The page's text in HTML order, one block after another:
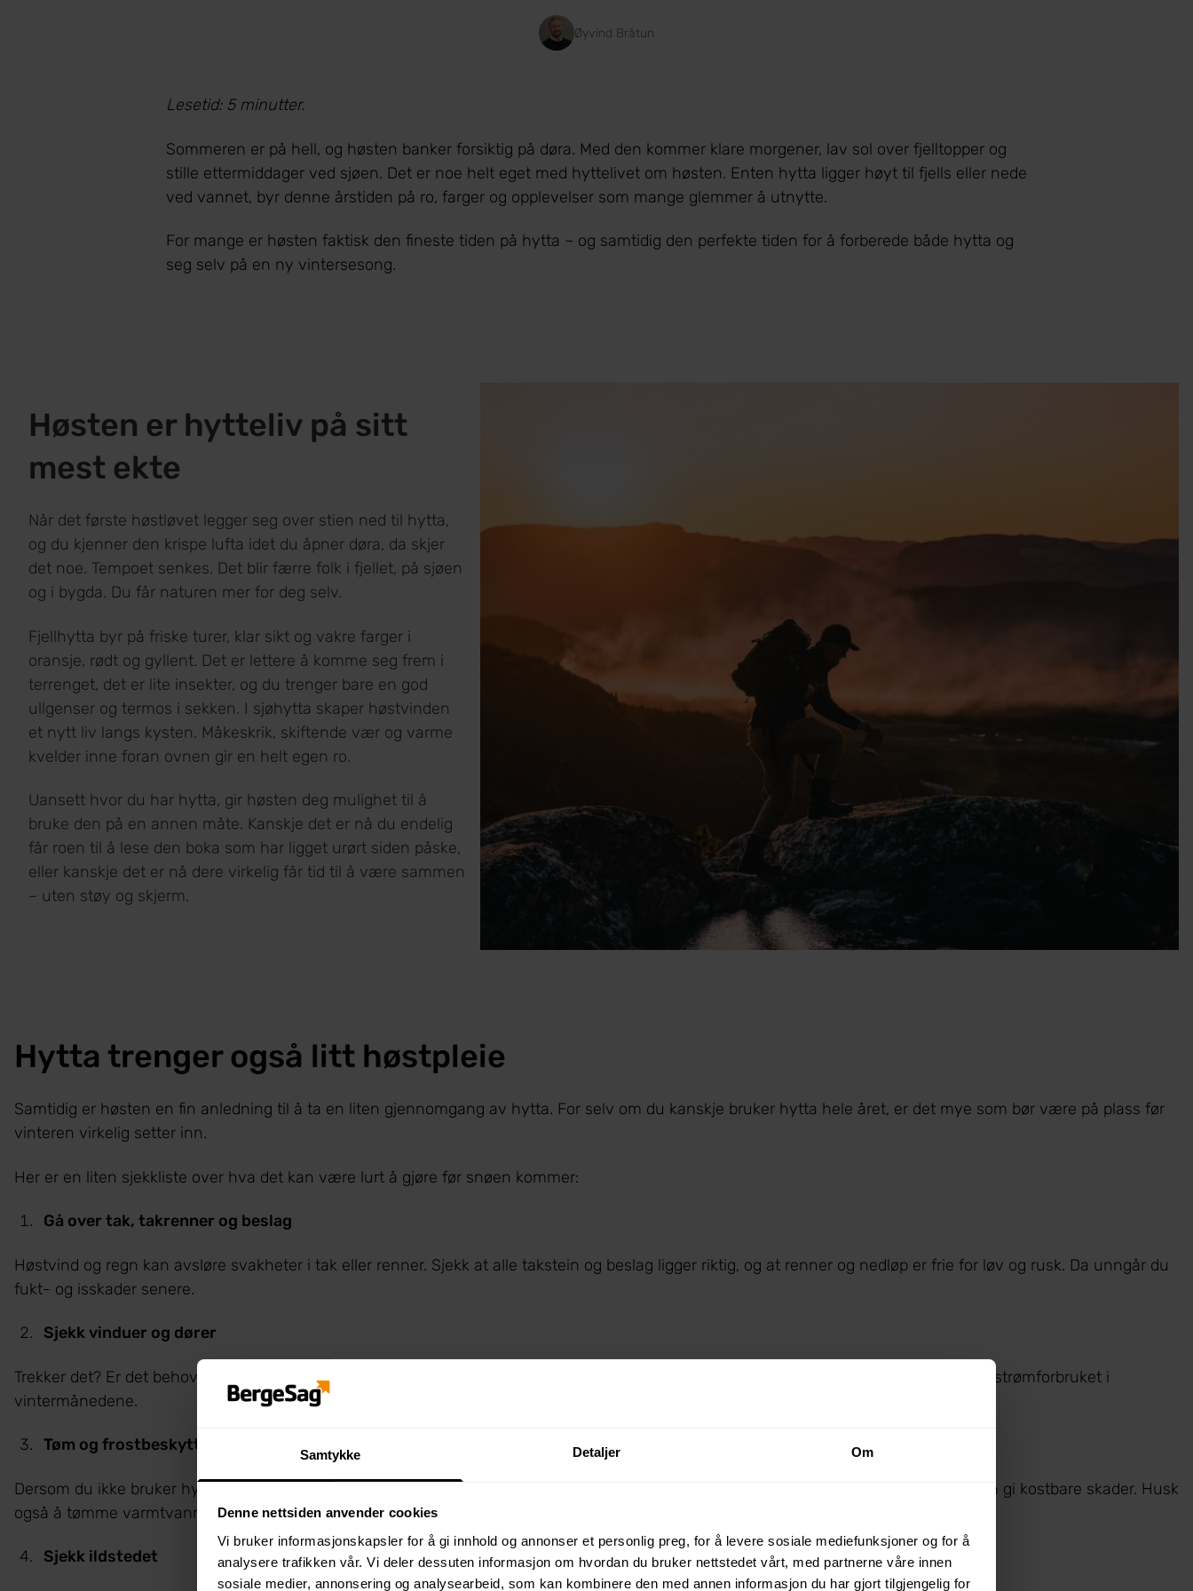
Samtykke Detaljer Om
Denne nettsiden anvender cookies
Vi bruker informasjonskapsler for å gi innhold og annonser et personlig preg, for å levere sosiale mediefunksjoner og for å
analysere trafikken vår. Vi deler dessuten informasjon om hvordan du bruker nettstedet vårt, med partnerne våre innen
sosiale medier, annonsering og analysearbeid, som kan kombinere den med annen informasjon du har gjort tilgjengelig for
Øyvind Bråtun
Lesetid: 5 minutter.
Sommeren er på hell, og høsten banker forsiktig på døra. Med den kommer klare morgener, lav sol over fjelltopper og
stille ettermiddager ved sjøen. Det er noe helt eget med hyttelivet om høsten. Enten hytta ligger høyt til fjells eller nede
ved vannet, byr denne årstiden på ro, farger og opplevelser som mange glemmer å utnytte.
For mange er høsten faktisk den fineste tiden på hytta – og samtidig den perfekte tiden for å forberede både hytta og
seg selv på en ny vintersesong.
Høsten er hytteliv på sitt
mest ekte
Når det første høstløvet legger seg over stien ned til hytta,
og du kjenner den krispe lufta idet du åpner døra, da skjer
det noe. Tempoet senkes. Det blir færre folk i fjellet, på sjøen
og i bygda. Du får naturen mer for deg selv.
Fjellhytta byr på friske turer, klar sikt og vakre farger i
oransje, rødt og gyllent. Det er lettere å komme seg frem i
terrenget, det er lite insekter, og du trenger bare en god
ullgenser og termos i sekken. I sjøhytta skaper høstvinden
et nytt liv langs kysten. Måkeskrik, skiftende vær og varme
kvelder inne foran ovnen gir en helt egen ro.
Uansett hvor du har hytta, gir høsten deg mulighet til å
bruke den på en annen måte. Kanskje det er nå du endelig
får roen til å lese den boka som har ligget urørt siden påske,
eller kanskje det er nå dere virkelig får tid til å være sammen
– uten støy og skjerm.
Hytta trenger også litt høstpleie
Samtidig er høsten en fin anledning til å ta en liten gjennomgang av hytta. For selv om du kanskje bruker hytta hele året, er det mye som bør være på plass før
vinteren virkelig setter inn.
Her er en liten sjekkliste over hva det kan være lurt å gjøre før snøen kommer:
Gå over tak, takrenner og beslag
Høstvind og regn kan avsløre svakheter i tak eller renner. Sjekk at alle takstein og beslag ligger riktig, og at renner og nedløp er frie for løv og rusk. Da unngår du
fukt- og isskader senere.
Sjekk vinduer og dører
Trekker det? Er det behov for å justere eller smøre hengsler og låser? God tetting rundt dører og vinduer holder på varmen og reduserer strømforbruket i
vintermånedene.
Tøm og frostbeskytt vannsystemet (dersom du stenger hytta)
Dersom du ikke bruker hytta gjennom vinteren, bør du tappe ned vannsystemet og sørge for at det er frostbeskyttet. Rør som fryser kan gi kostbare skader. Husk
også å tømme varmtvannsbereder og toalett.
Sjekk ildstedet